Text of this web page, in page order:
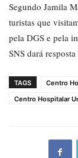
Segundo Jamila
turistas que
pela DGS e pela
SNS dará
TAGS
Centro
Centro Hospitalar